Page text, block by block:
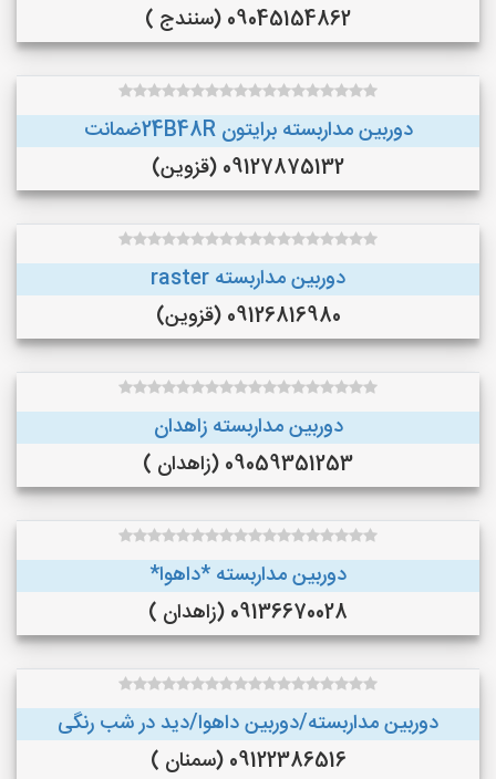
09045154862 (سنندج )
دوربین مداربسته برایتون 24B48Rضمانت
09127875132 (قزوین)
دوربین مداربسته raster
09126816980 (قزوین)
دوربین مداربسته زاهدان
09059351253 (زاهدان )
دوربین مداربسته *داهوا*
09136670028 (زاهدان )
دوربین مداربسته/دوربین داهوا/دید در شب رنگی
09122386516 (سمنان )